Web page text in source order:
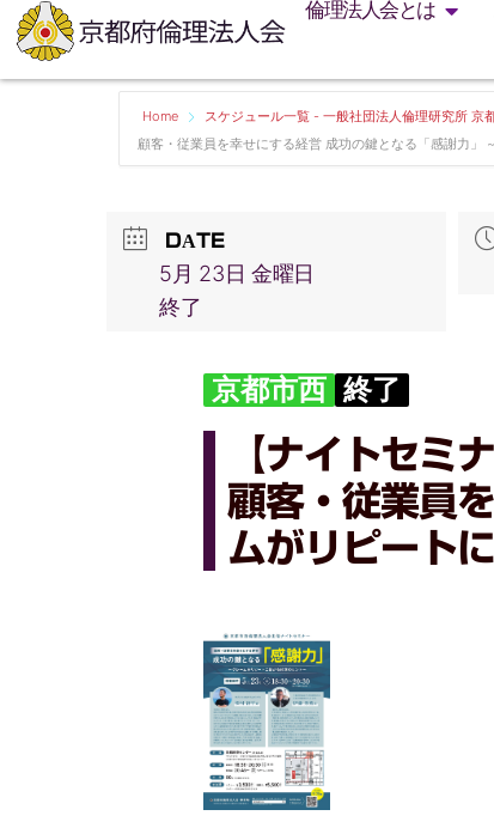
倫理法人会とは
Home スケジュール一覧 - 一般社団法人倫理研究所 京
顧客・従業員を幸せにする経営 成功の鍵となる「感謝力」
DATE
5月 23日 金曜日
終了
京都市西 終了
【ナイトセミナ
顧客・従業員
ムがリピート